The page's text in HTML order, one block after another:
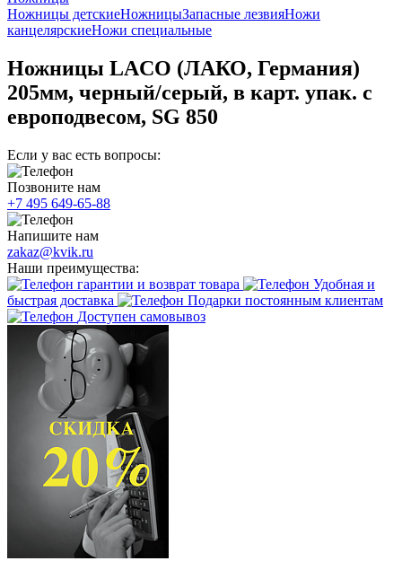
Ножницы детскиеНожницыЗапасные лезвияНожи
канцелярскиеНожи специальные
Ножницы LACO (ЛАКО, Германия)
205мм, черный/серый, в карт. упак. с
европодвесом, SG 850
Если у вас есть вопросы:
Позвоните нам
+7 495 649-65-88
Напишите нам
zakaz@kvik.ru
Наши преимущества:
гарантии и возврат товара
Удобная и
быстрая доставка
Подарки постоянным клиентам
Доступен самовывоз